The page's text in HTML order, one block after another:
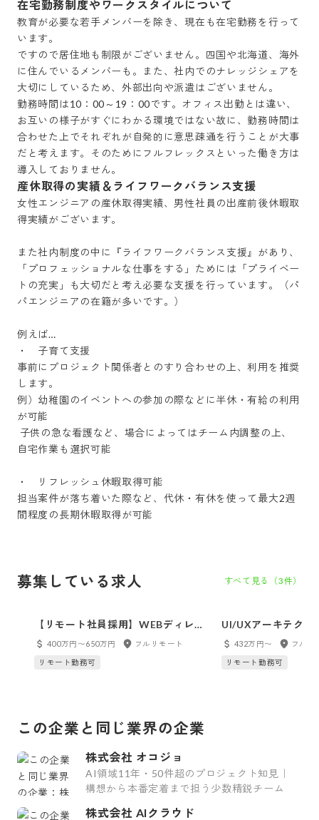
在宅勤務制度やワークスタイルについて
教育が必要な若手メンバーを除き、現在も在宅勤務を行って
います。
ですので居住地も制限がございません。四国や北海道、海外
に住んでいるメンバーも。また、社内でのナレッジシェアを
大切にしているため、外部出向や派遣はございません。
勤務時間は10：00～19：00です。オフィス出勤とは違い、
お互いの様子がすぐにわかる環境ではない故に、勤務時間は
合わせた上でそれぞれが自発的に意思疎通を行うことが大事
だと考えます。そのためにフルフレックスといった働き方は
導入しておりません。
産休取得の実績＆ライフワークバランス支援
女性エンジニアの産休取得実績、男性社員の出産前後休暇取
得実績がございます。
また社内制度の中に『ライフワークバランス支援』があり、
「プロフェッショナルな仕事をする」ためには「プライベー
トの充実」も大切だと考え必要な支援を行っています。（パ
パエンジニアの在籍が多いです。）
例えば…
・　子育て支援
事前にプロジェクト関係者とのすり合わせの上、利用を推奨
します。
例）幼稚園のイベントへの参加の際などに半休・有給の利用
が可能
自宅作業も選択可能
・　リフレッシュ休暇取得可能
担当案件が落ち着いた際など、代休・有休を使って最大2週
間程度の長期休暇取得が可能
募集している求人 すべて見る（3件）
【リモート社員採用】WEBディレク
ター400万円〜650万円
フルリモート
リモート勤務可
UI/UXアーキテクト
432万円〜
フルリ
リモート勤務可
この企業と同じ業界の企業
株式会社 オコジョ
AI領域11年・50件超のプロジェクト知見｜
構想から本番定着まで担う少数精鋭チーム
株式会社 AIクラウド